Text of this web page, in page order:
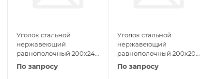
Уголок стальной
нержавеющий
равнополочный 200х24
мм 08Х18Н10 ГОСТ 8509-
По запросу
Уголок стальной
нержавеющий
равнополочный 200х20
мм 08Х18Н10 ГОСТ 8509-
По запросу